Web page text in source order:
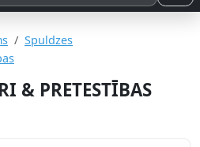
Spuldzes
& PRETESTĪBAS